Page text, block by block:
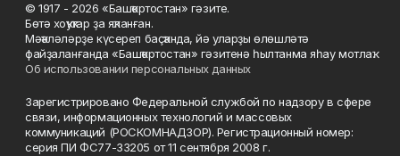
© 1917 - 2026 «Башҡортостан» гәзите.
Бөтә хоҡуҡтар ҙа яҡланған.
Мәҡәләләрҙе күсереп баҫҡанда, йә уларҙы өлөшләтә
файҙаланғанда «Башҡортостан» гәзитенә һылтанма яһау мотлаҡ.
Об использовании персональных данных
Зарегистрировано Федеральной службой по надзору в сфере
связи, информационных технологий и массовых
коммуникаций (РОСКОМНАДЗОР). Регистрационный номер:
серия ПИ ФС77-33205 от 11 сентября 2008 г.